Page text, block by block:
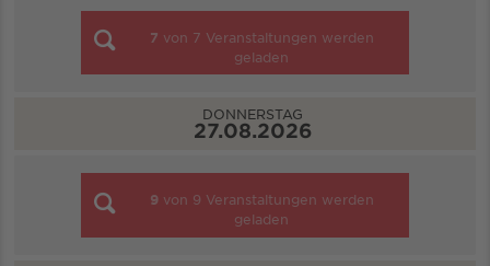
7 von 7 Veranstaltungen werden
geladen
DONNERSTAG
27.08.2026
9 von 9 Veranstaltungen werden
geladen